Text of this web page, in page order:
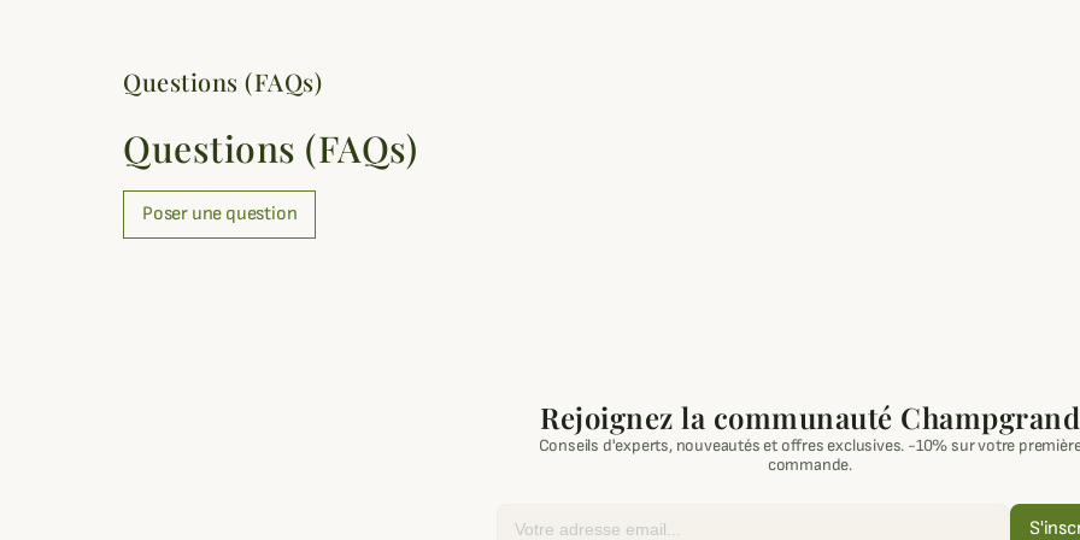
Questions (FAQs)
Questions (FAQs)
Poser une question
Rejoignez la communauté Champgrand
Conseils d'experts, nouveautés et offres exclusives. -10% sur votre
commande.